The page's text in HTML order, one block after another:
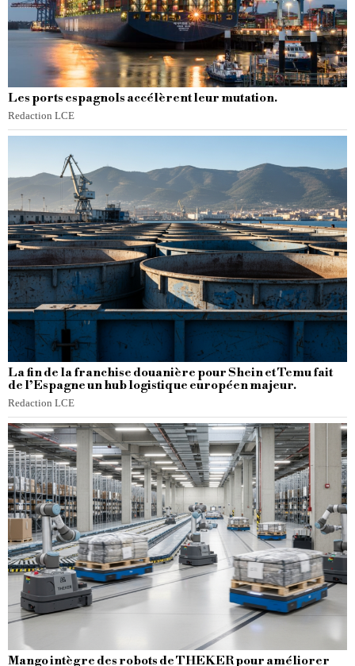
Les ports espagnols accélèrent leur mutation.
Redaction LCE
La fin de la franchise douanière pour Shein et Temu fait
de l’Espagne un hub logistique européen majeur.
Redaction LCE
Mango intègre des robots de THEKER pour améliorer